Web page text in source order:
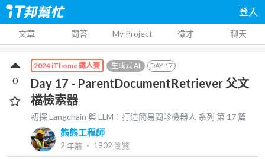
登入
文章 問答 My Project 徵才 聊天
2024 iThome 鐵人賽 生成式 AI DAY 17
Day 17 - ParentDocumentRetriever 父文
檔檢索器
初探 Langchain 與 LLM：打造簡易問診機器人 系列 第 17 篇
熊熊工程師
2 年前 ‧ 1902 瀏覽
0